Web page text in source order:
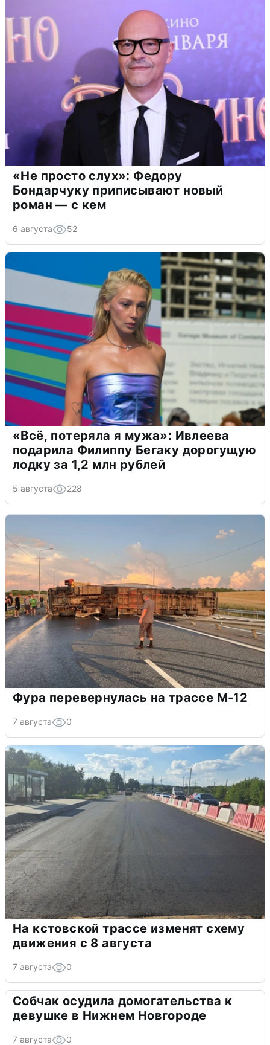
«Не просто слух»: Федору
Бондарчуку приписывают новый
роман — с кем
6 августа 52
«Всё, потеряла я мужа»: Ивлеева
подарила Филиппу Бегаку дорогущую
лодку за 1,2 млн рублей
5 августа 228
Фура перевернулась на трассе М-12
7 августа 0
На кстовской трассе изменят схему
движения с 8 августа
7 августа 0
Собчак осудила домогательства к
девушке в Нижнем Новгороде
7 августа 0